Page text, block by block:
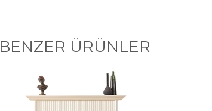
BENZER ÜRÜNLER